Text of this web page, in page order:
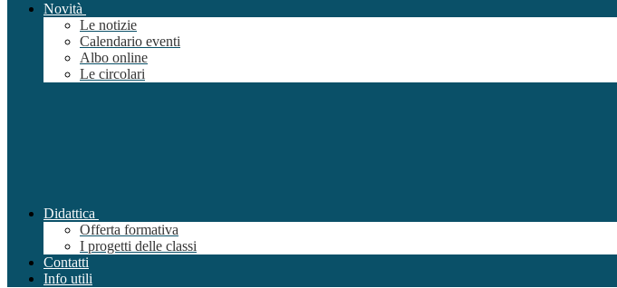
Novità
Le notizie
Calendario eventi
Albo online
Le circolari
Didattica
Offerta formativa
I progetti delle classi
Contatti
Info utili